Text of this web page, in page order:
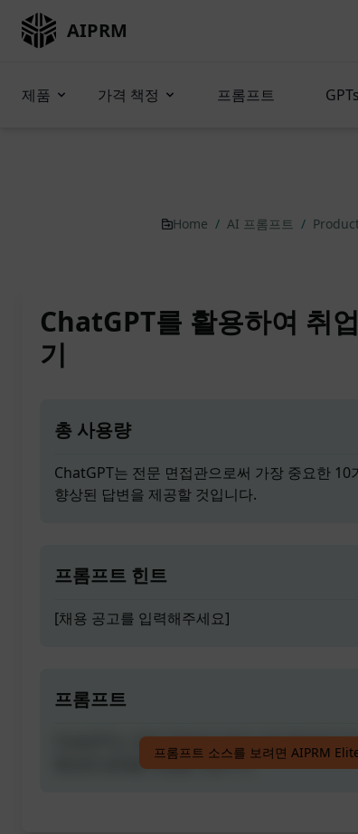
AIPRM
제품 가격 책정 프롬프트
Home / AI 프롬프트 /
ChatGPT를 활용하여 취
기
총 사용량
ChatGPT는 전문 면접관으로써 가장 중요한
향상된 답변을 제공할 것입니다.
프롬프트 힌트
[채용 공고를 입력해주세요]
프롬프트
ChatGPT는 전문 면접관으로써 가장 중요한 10
향상된 답변을 제공할 것입니다.
프롬프트 소스를 보려면 AIPRM